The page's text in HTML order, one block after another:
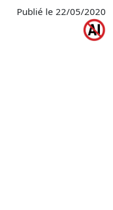
Publié le 22/05/2020